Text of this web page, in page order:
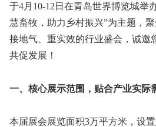
于4月10-12日在青岛世界博览城举
慧畜牧，助力乡村振兴”为主题，
接地气、重实效的行业盛会，诚邀
共促发展！
一、核心展示范围，贴合产业实际
本届展会展览面积3万平方米，设